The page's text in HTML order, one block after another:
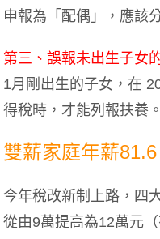
申報為「配偶」，應該
第三、誤報未出生子女
1月剛出生的子女，在
得稅時，才能列報扶養。
雙薪家庭年薪
今年稅改新制上路，四
從由9萬提高為12萬元